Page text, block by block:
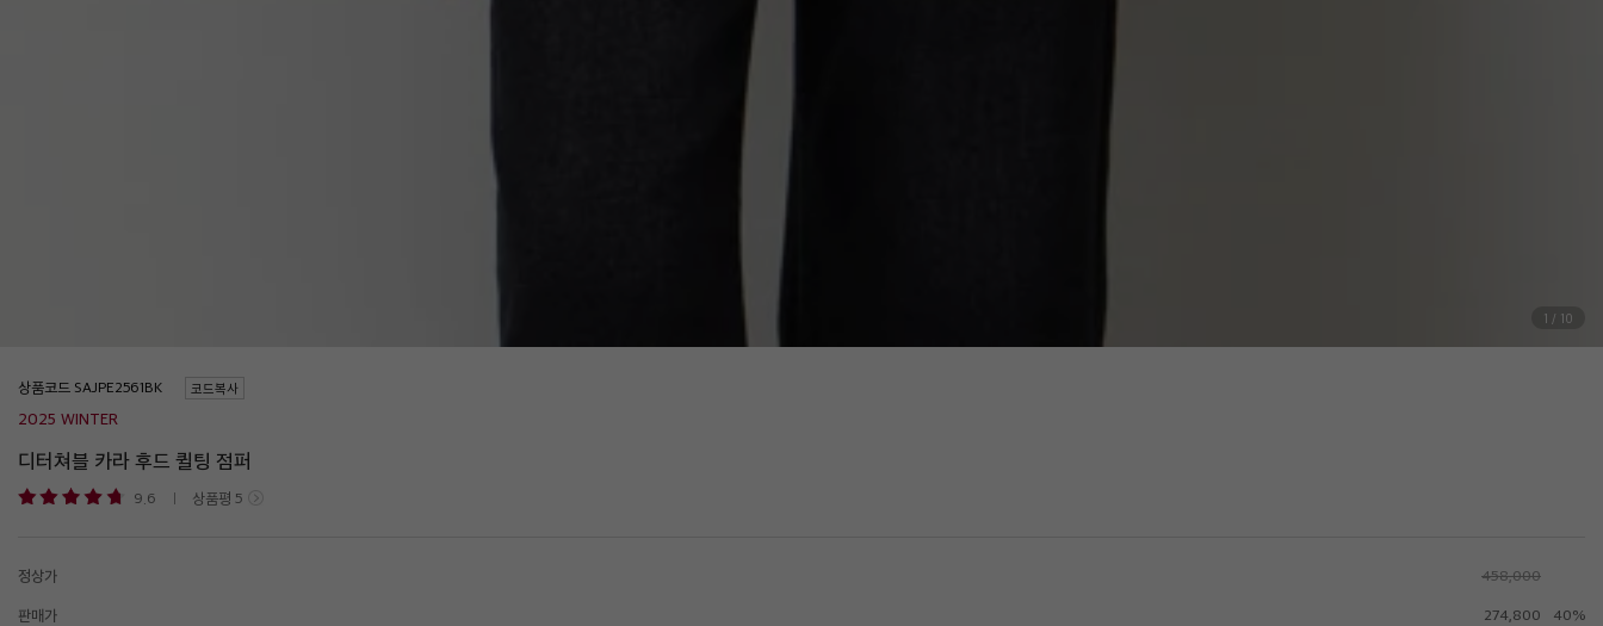
1 / 10
상품코드 코드복사
2025 WINTER
디터쳐블 카라 후드 퀼팅 점퍼
9.6 상품평 5
정상가 458,000
판매가 274,800 40%